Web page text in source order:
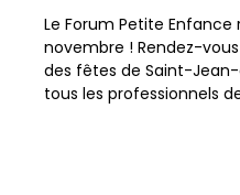
Le Forum Petite
novembre ! Rendez-
des fêtes de Saint-
tous les professionnels